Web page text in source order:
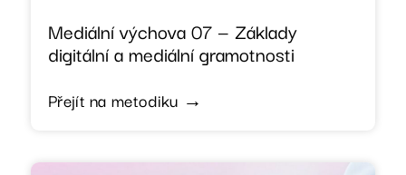
Mediální výchova 07 — Základy
digitální a mediální gramotnosti
Přejít na metodiku →